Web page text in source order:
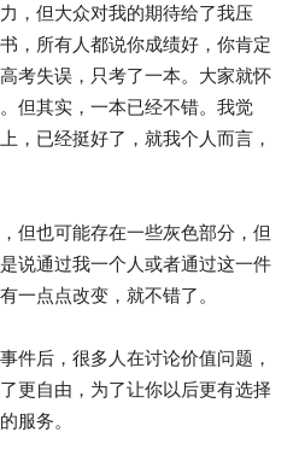
，但大众对我的期待给了我压
，所有人都说你成绩好，你肯定
考失误，只考了一本。大家就怀
但其实，一本已经不错。我觉
，已经挺好了，就我个人而言，
但也可能存在一些灰色部分，但
说通过我一个人或者通过这一件
一点点改变，就不错了。
件后，很多人在讨论价值问题，
更自由，为了让你以后更有选择
服务。